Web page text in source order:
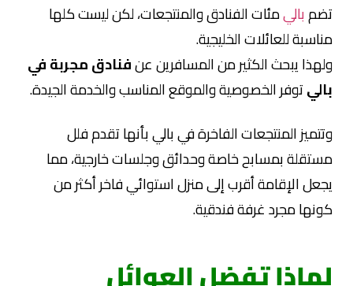
تضمباليمئات الفنادق والمنتجعات، لكن ليست كلها
مناسبة للعائلات الخليجية.
ولهذا يبحث الكثير من المسافرين عنفنادق مجربة في
باليتوفر الخصوصية والموقع المناسب والخدمة الجيدة.
وتتميز المنتجعات الفاخرة في بالي بأنها تقدم فلل
مستقلة بمسابح خاصة وحدائق وجلسات خارجية، مما
يجعل الإقامة أقرب إلى منزل استوائي فاخر أكثر من
كونها مجرد غرفة فندقية.
لماذا تفضل العوائل